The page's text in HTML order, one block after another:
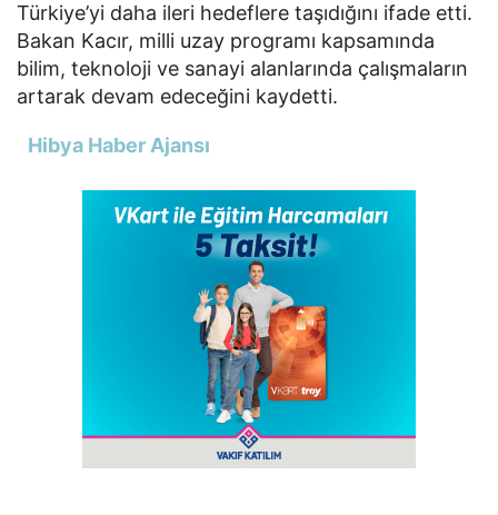
Türkiye’yi daha ileri hedeflere taşıdığını ifade etti.
Bakan Kacır, milli uzay programı kapsamında
bilim, teknoloji ve sanayi alanlarında çalışmaların
artarak devam edeceğini kaydetti.
Hibya Haber Ajansı